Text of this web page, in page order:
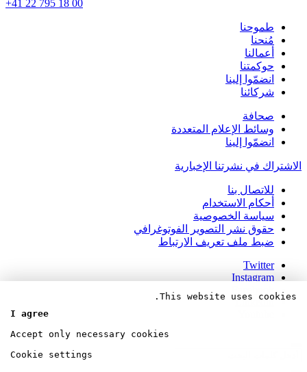
+41 22 795 18 00
طموحنا
مُنحنا
أعمالنا
حوكمتنا
انضمّوا إلينا
شركائنا
صحافة
وسائط الإعلام المتعددة
انضمّوا إلينا
الاشتراك في نشرتنا الإخبارية
للاتصال بنا
أحكام الاستخدام
سياسة الخصوصية
حقوق نشر التصوير الفوتوغرافي
ضبط ملف تعريف الارتباط
Twitter
Instagram
Linkedin
This website uses cookies.
I agree
Accept only necessary cookies
Cookie settings